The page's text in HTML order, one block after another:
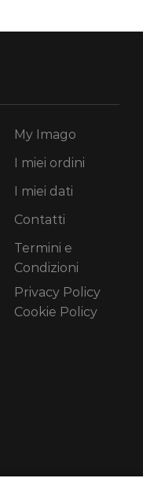
My Imago
I miei ordini
I miei dati
Contatti
Termini e
Condizioni
Privacy Policy
Cookie Policy